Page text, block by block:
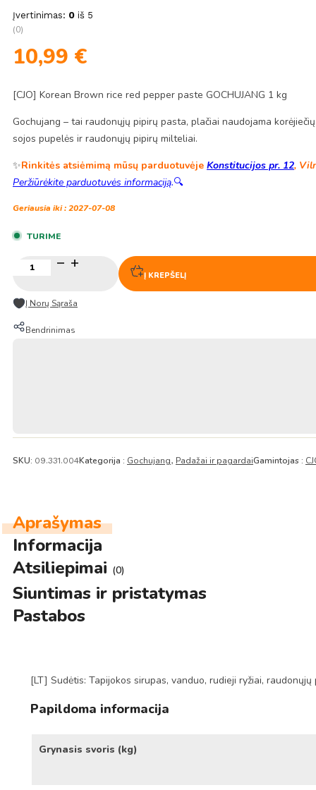
Įvertinimas: 0 iš 5
(0)
10,99 €
[CJO] Korean Brown rice red pepper paste GOCHUJANG 1 kg
Gochujang – tai raudonųjų pipirų pasta, plačiai naudojama
sojos pupelės ir raudonųjų pipirų milteliai.
✨Rinkitės atsiėmimą mūsų parduotuvėje Konstitucijos pr. 12,
Peržiūrėkite parduotuvės informaciją.🔍
Geriausia iki : 2027-07-08
TURIME
kiekis:
ryžių
Korėjietiška
čili
Į KREPŠELĮ
Į Norų Sąraša
Bendrinimas
SKU: 09.331.004Kategorija : Gochujang, Padažai ir pagardaiGamintojas :
Aprašymas
Informacija
Atsiliepimai (0)
Siuntimas ir pristatymas
Pastabos
[LT] Sudėtis: Tapijokos sirupas, vanduo, rudieji ryžiai,
Papildoma informacija
Grynasis svoris (kg)